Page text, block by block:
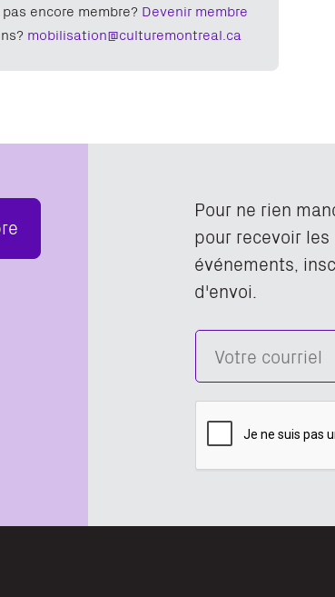
encore membre? Devenir membre
mobilisation@culturemontreal.ca
Pour ne rien
pour recevoir
événements,
d'envoi.